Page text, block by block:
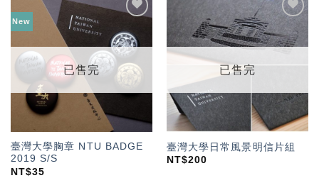
New
「願
望輕
單」
已售完
臺灣大學胸章 NTU BADGE
2019 S/S
NT$35
加入
「願
望輕
已售完
臺灣大學日常風景明信片組
NT$200